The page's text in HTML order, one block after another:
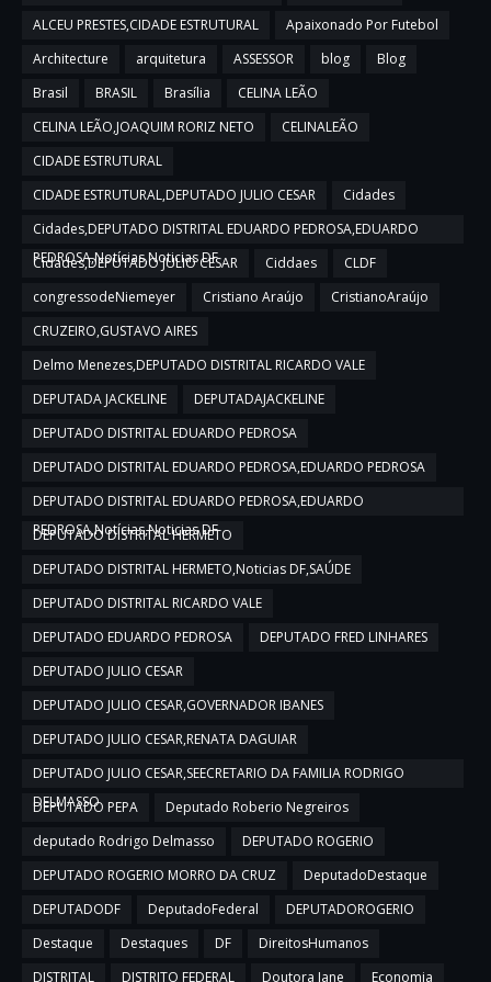
ALCEU PRESTES,CIDADE ESTRUTURAL
Apaixonado Por Futebol
Architecture
arquitetura ASSESSOR blog
Blog
Brasil
BRASIL Brasília
CELINA LEÃO
CELINA LEÃO,JOAQUIM RORIZ NETO
CELINALEÃO
CIDADE ESTRUTURAL
CIDADE ESTRUTURAL,DEPUTADO JULIO CESAR
Cidades
Cidades,DEPUTADO DISTRITAL EDUARDO PEDROSA,EDUARDO
PEDROSA,Notícias,Noticias DF
Cidades,DEPUTADO JULIO CESAR Ciddaes
CLDF
congressodeNiemeyer
Cristiano Araújo
CristianoAraújo
CRUZEIRO,GUSTAVO AIRES
Delmo Menezes,DEPUTADO DISTRITAL RICARDO VALE
DEPUTADA JACKELINE
DEPUTADAJACKELINE
DEPUTADO DISTRITAL EDUARDO PEDROSA
DEPUTADO DISTRITAL EDUARDO PEDROSA,EDUARDO PEDROSA
DEPUTADO DISTRITAL EDUARDO PEDROSA,EDUARDO
PEDROSA,Notícias,Noticias DF
DEPUTADO DISTRITAL HERMETO
DEPUTADO DISTRITAL HERMETO,Noticias DF,SAÚDE
DEPUTADO DISTRITAL RICARDO VALE
DEPUTADO EDUARDO PEDROSA
DEPUTADO FRED LINHARES
DEPUTADO JULIO CESAR
DEPUTADO JULIO CESAR,GOVERNADOR IBANES
DEPUTADO JULIO CESAR,RENATA DAGUIAR
DEPUTADO JULIO CESAR,SEECRETARIO DA FAMILIA RODRIGO
DELMASSO
DEPUTADO PEPA
Deputado Roberio Negreiros
deputado Rodrigo Delmasso
DEPUTADO ROGERIO
DEPUTADO ROGERIO MORRO DA CRUZ
DeputadoDestaque
DEPUTADODF
DeputadoFederal
DEPUTADOROGERIO
Destaque
Destaques DF
DireitosHumanos
DISTRITAL
DISTRITO FEDERAL Doutora Jane
Economia